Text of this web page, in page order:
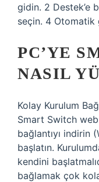
gidin. 2 Destek’e
seçin. 4 Otomatik
PC’YE
NASIL
Kolay Kurulum
Smart Switch
bağlantıyı indirin
başlatın.
kendini
bağlamak çok